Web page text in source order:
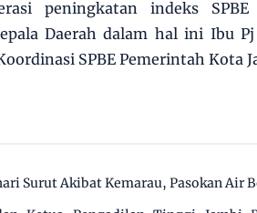
peningkatan indeks
Daerah dalam hal ini Ibu
SPBE Pemerintah Kota
Surut Akibat Kemarau, Pasokan Air